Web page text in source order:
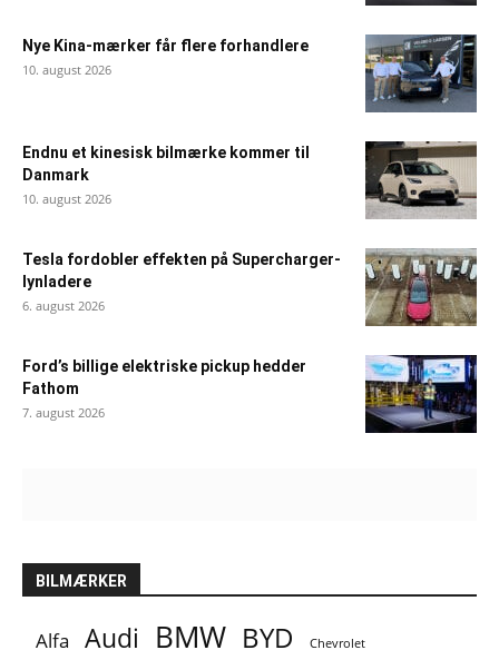
Nye Kina-mærker får flere forhandlere
10. august 2026
Endnu et kinesisk bilmærke kommer til
Danmark
10. august 2026
Tesla fordobler effekten på Supercharger-
lynladere
6. august 2026
Ford’s billige elektriske pickup hedder
Fathom
7. august 2026
BILMÆRKER
Alfa Audi BMW BYD Chevrolet